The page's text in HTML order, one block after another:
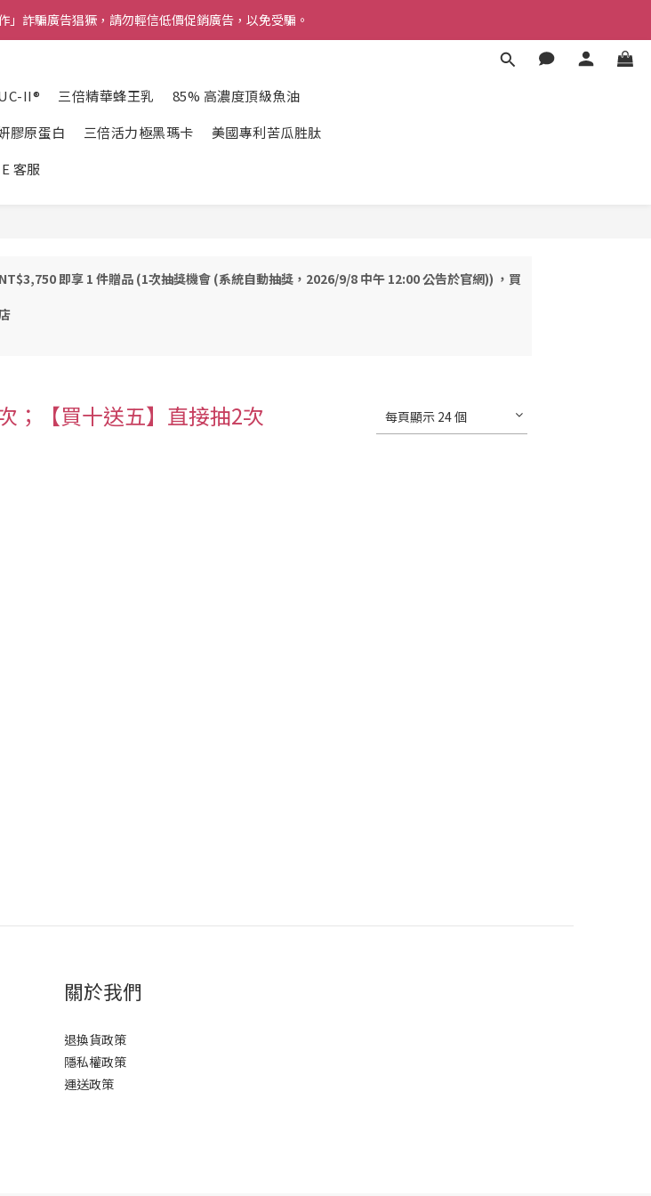
詐騙廣告猖獗，請勿輕信低價促銷廣告，以免受騙。
詐騙廣告猖獗，請勿輕信低價促銷廣告，以免受騙。
十送五直接抽２次✨滿 $8000 再享好禮四選一👏
詐騙廣告猖獗，請勿輕信低價促銷廣告，以免受騙。
II® 三倍精華蜂王乳
85% 高濃度頂級魚油
膠原蛋白 三倍活力極黑瑪卡
美國專利苦瓜胜肽
客服
即享 1 件贈品 (1次抽獎機會 (系統自動抽獎，2026/9/8 中午 12:00 公告於官網)) ，買
；【買十送五】直接抽2次 每頁顯示 24 個
關於我們
退換貨政策
隱私權政策
運送政策